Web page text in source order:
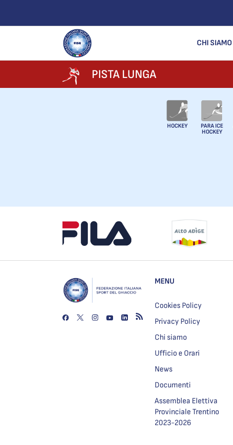
CHI SIAMO
PISTA LUNGA
HOCKEY
PARA ICE
HOCKEY
MENU
Cookies Policy
Privacy Policy
Chi siamo
Ufficio e Orari
News
Documenti
Assemblea Elettiva
Provinciale Trentino
2023-2026